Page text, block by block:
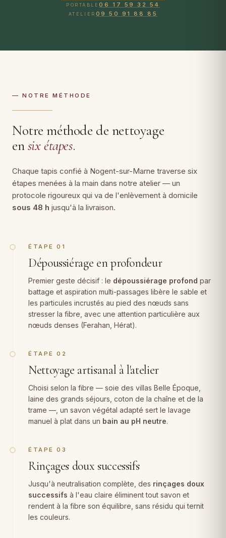
PORTABLE06 17 59 32 54
ATELIER 09 50 91 88 85
— NOTRE MÉTHODE
Notre méthode de nettoyage
ensix étapes.
Chaque tapis confié à Nogent-sur-Marne traverse six
étapes menées à la main dans notre atelier — un
protocole rigoureux qui va de l'enlèvement à domicile
sous 48 h jusqu'à la livraison.
ÉTAPE 01
Dépoussiérage en profondeur
Premier geste décisif : le dépoussiérage profond par
battage et aspiration multi-passages libère le sable et
les particules incrustés au pied des nœuds sans
stresser la fibre, avec une attention particulière aux
nœuds denses (Ferahan, Hérat).
ÉTAPE 02
Nettoyage artisanal à l'atelier
Choisi selon la fibre — soie des villas Belle Époque,
laine des grands séjours, coton de la chaîne et de la
trame —, un savon végétal adapté sert le lavage
manuel à plat dans un bain au pH neutre.
ÉTAPE 03
Rinçages doux successifs
Jusqu'à neutralisation complète, des rinçages doux
successifs à l'eau claire éliminent tout savon et
rendent à la fibre son équilibre, sans résidu qui ternit
les couleurs.